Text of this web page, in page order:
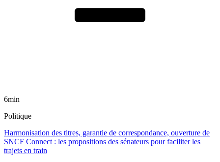
6min
Politique
Harmonisation des titres, garantie de correspondance, ouverture de
SNCF Connect : les propositions des sénateurs pour faciliter les
trajets en train